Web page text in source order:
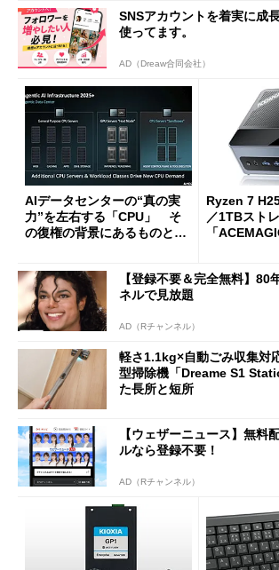
SNSアカウントを着実に成
使ってます。
AD（Dreaw合同会社）
AIデータセンターの“真の実
力”を左右する「CPU」 そ
の復権の背景にあるものと
Ryzen 7
／1TBスト
「
【登録不要＆完全無料】80
ネルで見放題
AD（Rチャンネル）
軽さ1.1kg×自動ごみ収集対
型掃除機「Dreame S1
た長所と短所
【ウェザーニュース】無料
ルなら登録不要！
AD（Rチャンネル）